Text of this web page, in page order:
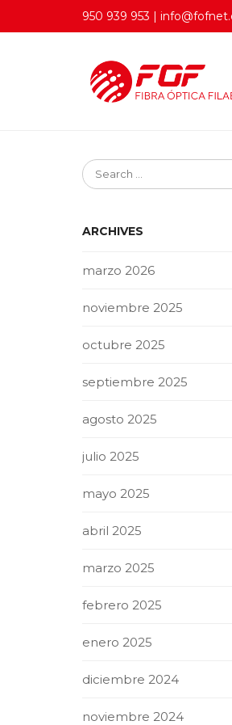
950 939 953 |
ARCHIVES
marzo 2026
noviembre 2025
octubre 2025
septiembre 2025
agosto 2025
julio 2025
mayo 2025
abril 2025
marzo 2025
febrero 2025
enero 2025
diciembre 2024
noviembre 2024